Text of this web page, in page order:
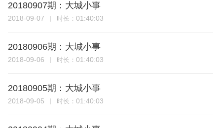
20180907期：大城小事
2018-09-07 时长： 01:40:03
20180906期：大城小事
2018-09-06 时长： 01:40:03
20180905期：大城小事
2018-09-05 时长： 01:40:03